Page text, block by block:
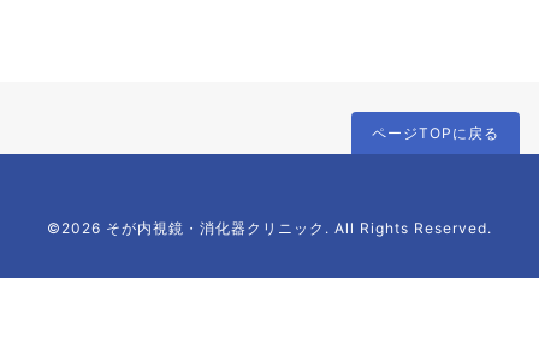
ページTOPに戻る
©2026 そが内視鏡・消化器クリニック. All Rights Reserved.